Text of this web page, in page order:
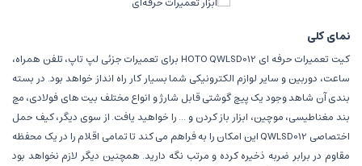
نمای کلی
کیت تعمیرات حرفه ای HOTO QWLSD012 برای تعمیرات جزئی لپ تاپ، تلفن همراه،
ساعت، دوربین و سایر لوازم الکترونیکی شما بسیار کار راه انداز خواهد بود. در بسته
بندی آن شاهد وجود یک پیچ گوشتی قابل شارژ و انواع مختلف بیت های فولادی، مچ
بند مغناطیسی، موچین، ابزار باز کردن و ... را خواهید یافت. از سوی دیگر، کیف حمل
اختصاصی QWLSD012 این امکان را به فراهم می کند تا تمامی اقلام را در یک محفظه
مقاوم در برابر ضربه ذخیره کرده و مرتب نگه دارید. همچنین دیگر لازم نخواهد بود